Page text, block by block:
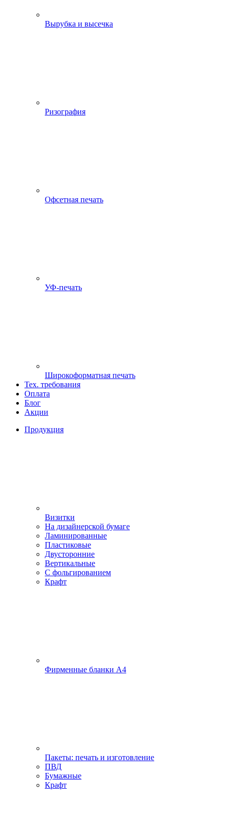
Вырубка и высечка
Ризография
Офсетная печать
УФ-печать
Широкоформатная печать
Тех. требования
Оплата
Блог
Акции
Продукция
Визитки
На дизайнерской бумаге
Ламинированные
Пластиковые
Двусторонние
Вертикальные
С фольгированием
Крафт
Фирменные бланки А4
Пакеты: печать и изготовление
ПВД
Бумажные
Крафт